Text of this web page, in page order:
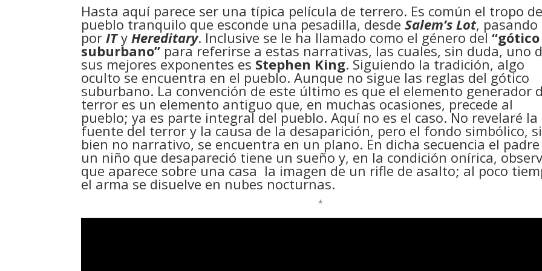
Hasta aquí parece ser una típica película de terrero. Es común el tropo
pueblo tranquilo que esconde una pesadilla, desdeSalem’s Lot, pasando
porITy Hereditary. Inclusive se le ha llamado como el género del“gótico
suburbano” para referirse a estas narrativas, las cuales, sin duda, uno
sus mejores exponentes es Stephen King. Siguiendo la tradición, algo
oculto se encuentra en el pueblo. Aunque no sigue las reglas del gótico
suburbano. La convención de este último es que el elemento generador
terror es un elemento antiguo que, en muchas ocasiones, precede al
pueblo; ya es parte integral del pueblo. Aquí no es el caso. No revelaré la
fuente del terror y la causa de la desaparición, pero el fondo simbólico, si
bien no narrativo, se encuentra en un plano. En dicha secuencia el padre
un niño que desapareció tiene un sueño y, en la condición onírica,
que aparece sobre una casa la imagen de un rifle de asalto; al poco
el arma se disuelve en nubes nocturnas.
*